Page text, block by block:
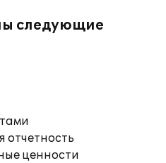
следующие
отчетность
ценности